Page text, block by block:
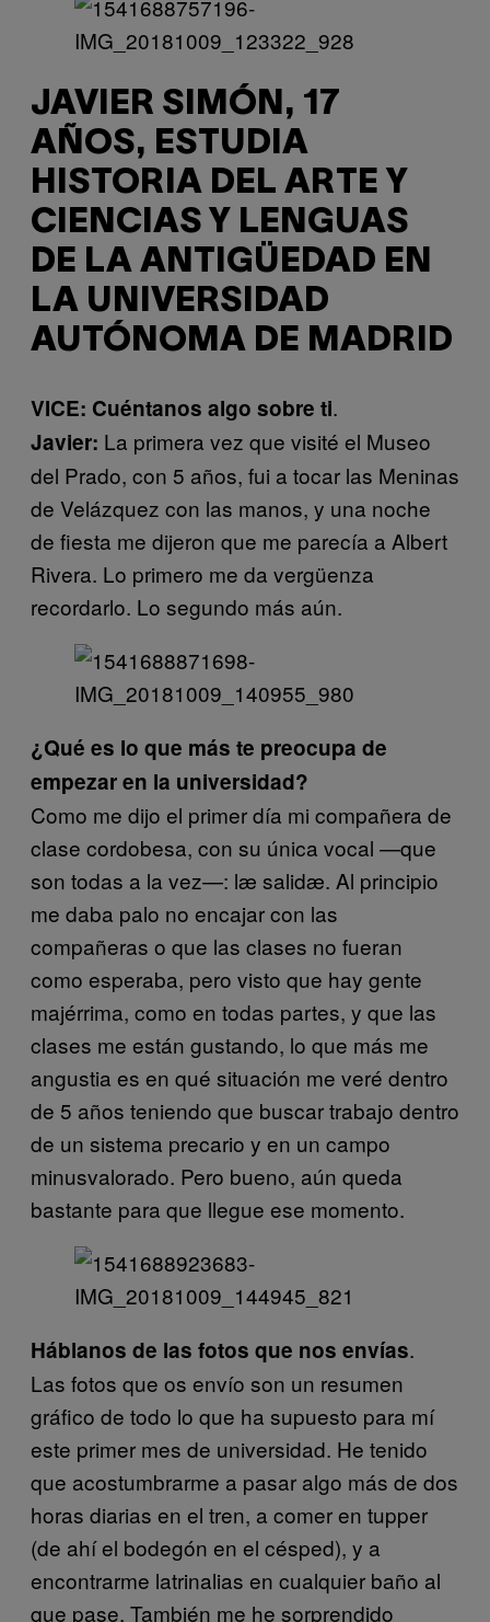
JAVIER SIMÓN, 17
AÑOS, ESTUDIA
HISTORIA DEL ARTE Y
CIENCIAS Y LENGUAS
DE LA ANTIGÜEDAD EN
LA UNIVERSIDAD
AUTÓNOMA DE MADRID
VICE: Cuéntanos algo sobre ti.
Javier: La primera vez que visité el Museo
del Prado, con 5 años, fui a tocar las Meninas
de Velázquez con las manos, y una noche
de fiesta me dijeron que me parecía a Albert
Rivera. Lo primero me da vergüenza
recordarlo. Lo segundo más aún.
¿Qué es lo que más te preocupa de
empezar en la universidad?
Como me dijo el primer día mi compañera de
clase cordobesa, con su única vocal —que
son todas a la vez—: læ salidæ. Al principio
me daba palo no encajar con las
compañeras o que las clases no fueran
como esperaba, pero visto que hay gente
majérrima, como en todas partes, y que las
clases me están gustando, lo que más me
angustia es en qué situación me veré dentro
de 5 años teniendo que buscar trabajo dentro
de un sistema precario y en un campo
minusvalorado. Pero bueno, aún queda
bastante para que llegue ese momento.
Háblanos de las fotos que nos envías.
Las fotos que os envío son un resumen
gráfico de todo lo que ha supuesto para mí
este primer mes de universidad. He tenido
que acostumbrarme a pasar algo más de dos
horas diarias en el tren, a comer en tupper
(de ahí el bodegón en el césped), y a
encontrarme latrinalias en cualquier baño al
que pase. También me he sorprendido